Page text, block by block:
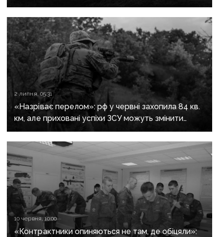
регіон своїми громадянами — ГУР
2 липня, 05:31
«Назріває перелом»: рф у червні захопила 84 кв.
км, але приховані успіхи ЗСУ можуть змінити
загальну картину — DeepState
10 червня, 10:00
«Контрактники опиняються не там, де обіцяли»: